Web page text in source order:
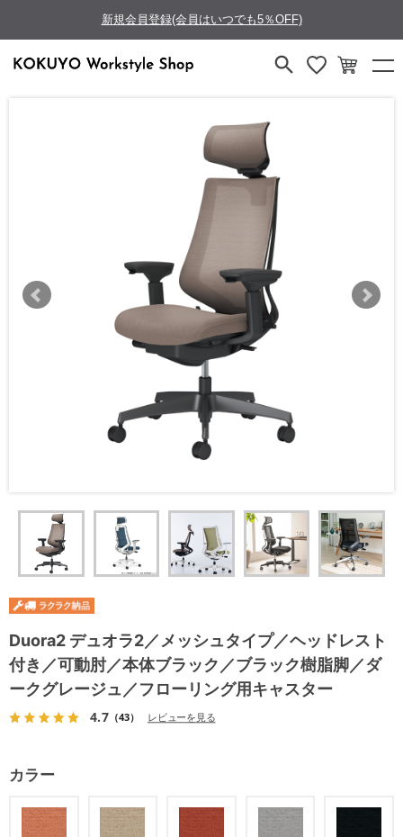
新規会員登録(会員はいつでも5％OFF)
Duora2 デュオラ2／メッシュタイプ／ヘッドレスト
付き／可動肘／本体ブラック／ブラック樹脂脚／ダ
ークグレージュ／フローリング用キャスター
4.7（43） レビューを見る
カラー